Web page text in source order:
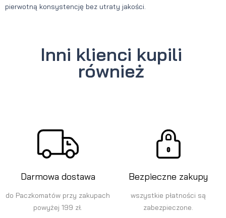
pierwotną konsystencję bez utraty jakości.
Inni klienci kupili
również
Darmowa dostawa
do Paczkomatów przy zakupach
powyżej 199 zł.
Bezpieczne zakupy
wszystkie płatności są
zabezpieczone.